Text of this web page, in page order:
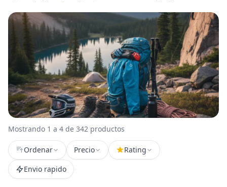
Mostrando 1 a 4 de 342 productos
Ordenar Precio
Rating
Envio rapido